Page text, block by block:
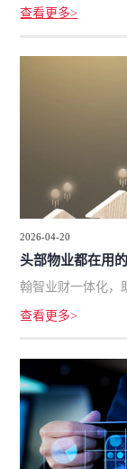
查看更多>
2026-04-20
头部物业都在用
翰智业财一体化，
查看更多>